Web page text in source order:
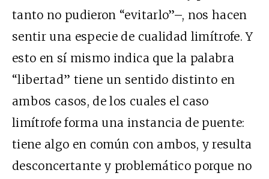
tanto no pudieron “evitarlo”–, nos hacen
sentir una especie de cualidad limítrofe. Y
esto en sí mismo indica que la palabra
“libertad” tiene un sentido distinto en
ambos casos, de los cuales el caso
limítrofe forma una instancia de puente:
tiene algo en común con ambos, y resulta
desconcertante y problemático porque no